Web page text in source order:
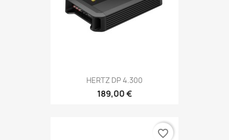
HERTZ DP 4.300
189,00 €
favorite_border